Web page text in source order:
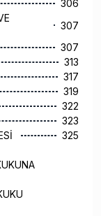
306
307
307
313
317
319
322
323
325